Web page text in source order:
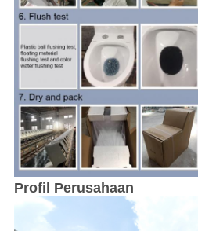
Profil Perusahaan